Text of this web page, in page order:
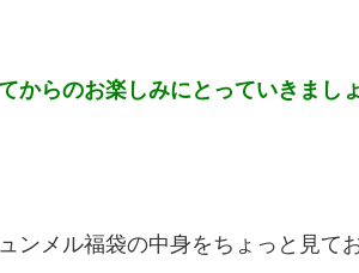
からのお楽しみにとっていきまし
ンメル福袋の中身をちょっと見て